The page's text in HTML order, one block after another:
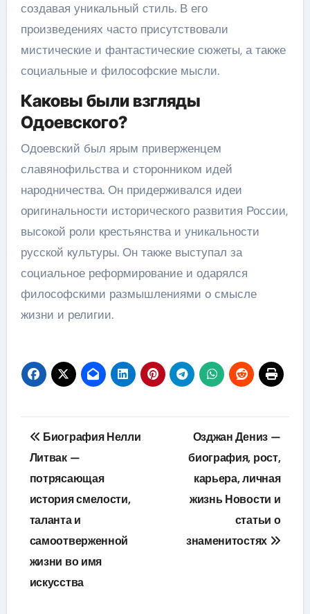
создавая уникальный стиль. В его
произведениях часто присутствовали
мистические и фантастические сюжеты, а также
социальные и философские мысли.
Каковы были взгляды
Одоевского?
Одоевский был ярым приверженцем
славянофильства и сторонником идей
народничества. Он придерживался идеи
оригинальности исторического развития России,
высокой роли крестьянства и уникальности
русской культуры. Он также выступал за
социальное реформирование и одарялся
философскими размышлениями о смысле
жизни и религии.
Навигация
по
записям
Биография Нелли
Литвак —
потрясающая
история смелости,
таланта и
самоотверженной
жизни во имя
искусства
Озджан Дениз —
биография, рост,
карьера, личная
жизнь Новости и
статьи о
знаменитостях